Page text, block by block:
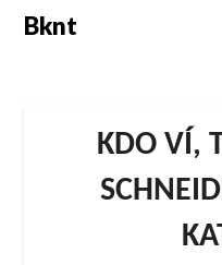
SkipBknt
KDO VÍ,